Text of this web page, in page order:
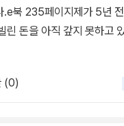
고 표현했기 때문은 아닐까
라는 마지막 문구가 자꾸
트셀러실제로 많은 독자
남는 책삶을 다시 바라보게
된다면 저장해두세요!마
다.모리와 함께한 화요일저
.e북 235페이지제가 5년
린 돈을 아직 갚지 못하고
운 곳부터 지불하게 되니 쉽
에 들어온 히라오카 형에게
한 변명을 하지 않겠습니
(0)